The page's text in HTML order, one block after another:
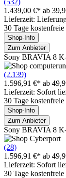
(532)
1.439,00 €* ab
Lieferzeit:
30 Tage
Shop-Info
Zum Anbieter
Sony BRAVIA 8
(2.139)
1.596,91 €* ab
Lieferzeit: Sofort
30 Tage
Shop-Info
Zum Anbieter
Sony BRAVIA 8
(28)
1.596,91 €* ab
Lieferzeit: Sofort
30 Tage